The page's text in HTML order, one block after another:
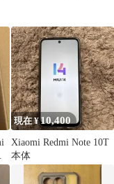
現在 ¥10,400
Xiaomi Redmi Note 10T
本体